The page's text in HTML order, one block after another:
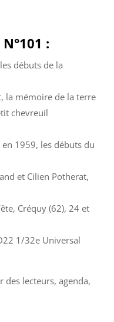
:
débuts de la
la mémoire de la terre
chevreuil
1959, les débuts du
et Cilien Potherat,
Créquy (62), 24 et
1/32e Universal
des lecteurs, agenda,